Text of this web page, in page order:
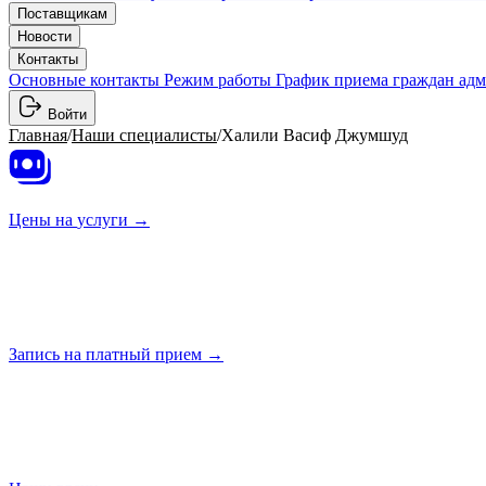
Поставщикам
Новости
Контакты
Основные контакты Режим работы График приема граждан
Войти
Главная/Наши специалисты/Халили Васиф Джумшуд
Цены на услуги →
Запись на платный прием →